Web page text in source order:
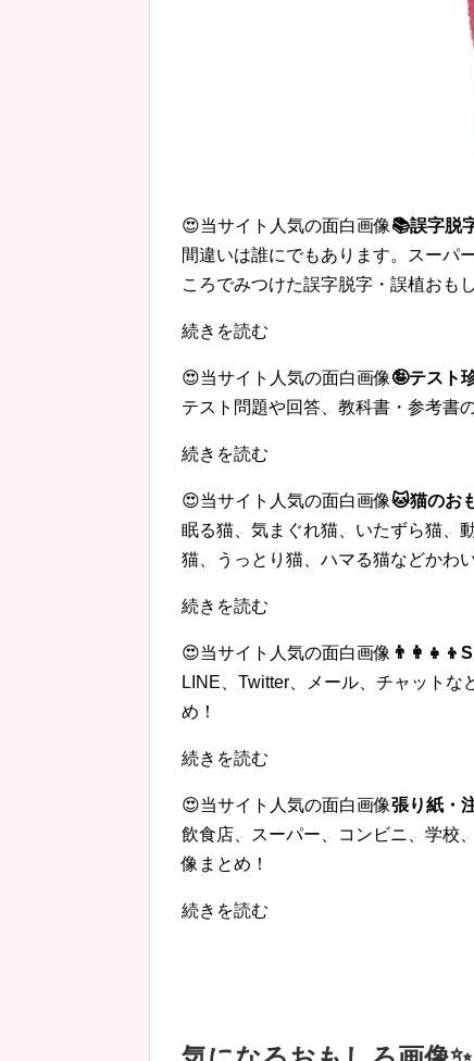
😍当サイト人気の面白画像📚誤字脱
間違いは誰にでもあります。スーパ
ころでみつけた誤字脱字・誤植おも
続きを読む
😍当サイト人気の面白画像🤪テスト
テスト問題や回答、教科書・参考書
続きを読む
😍当サイト人気の面白画像🐱猫のお
眠る猫、気まぐれ猫、いたずら猫、
猫、うっとり猫、ハマる猫などかわ
続きを読む
😍当サイト人気の面白画像
LINE、Twitter、メール、チャット
め！
続きを読む
😍当サイト人気の面白画像張り紙・
飲食店、スーパー、コンビニ、学校
像まとめ！
続きを読む